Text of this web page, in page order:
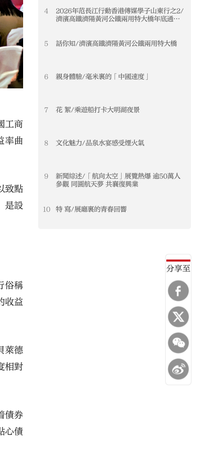
分享至
工商
率曲
致點
是設
俗稱
收益
萊德
相對
債券
心債
4
2026年范長江行動香港傳媒學子山東行之2/
濟濱高鐵濟陽黃河公鐵兩用特大橋年底通車
5 話你知/濟濱高鐵濟陽黃河公鐵兩用特大橋
6 親身體驗/毫米裏的「中國速度」
7 花 絮/乘遊船打卡大明湖夜景
8 文化魅力/品泉水宴感受煙火氣
9
新聞綜述/「航向太空」展覽熱爆 逾50萬人
參觀 同圓航天夢 共襄復興業
10 特 寫/展廳裏的青春回響